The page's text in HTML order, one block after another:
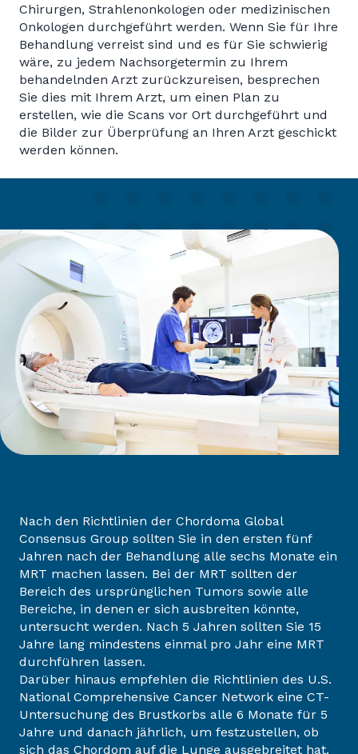
Chirurgen, Strahlenonkologen oder medizinischen
Onkologen durchgeführt werden. Wenn Sie für Ihre
Behandlung verreist sind und es für Sie schwierig
wäre, zu jedem Nachsorgetermin zu Ihrem
behandelnden Arzt zurückzureisen, besprechen
Sie dies mit Ihrem Arzt, um einen Plan zu
erstellen, wie die Scans vor Ort durchgeführt und
die Bilder zur Überprüfung an Ihren Arzt geschickt
werden können.
Nach den Richtlinien der Chordoma Global
Consensus Group sollten Sie in den ersten fünf
Jahren nach der Behandlung alle sechs Monate ein
MRT machen lassen. Bei der MRT sollten der
Bereich des ursprünglichen Tumors sowie alle
Bereiche, in denen er sich ausbreiten könnte,
untersucht werden. Nach 5 Jahren sollten Sie 15
Jahre lang mindestens einmal pro Jahr eine MRT
durchführen lassen.
Darüber hinaus empfehlen die Richtlinien des U.S.
National Comprehensive Cancer Network eine CT-
Untersuchung des Brustkorbs alle 6 Monate für 5
Jahre und danach jährlich, um festzustellen, ob
sich das Chordom auf die Lunge ausgebreitet hat.